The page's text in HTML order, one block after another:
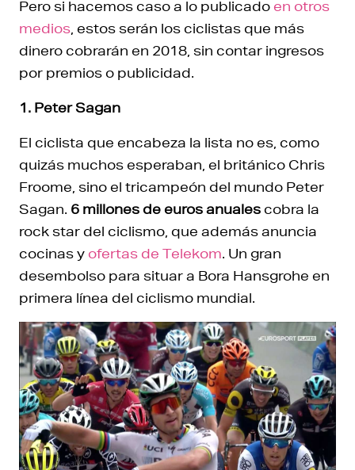
Pero si hacemos caso a lo publicado en otros
medios , estos serán los ciclistas que más
dinero cobrarán en 2018, sin contar ingresos
por premios o publicidad.
1. Peter Sagan
El ciclista que encabeza la lista no es, como
quizás muchos esperaban, el británico Chris
Froome, sino el tricampeón del mundo Peter
Sagan. 6 millones de euros anualescobra la
rock star del ciclismo, que además anuncia
cocinas y ofertas de Telekom. Un gran
desembolso para situar a Bora Hansgrohe en
primera línea del ciclismo mundial.